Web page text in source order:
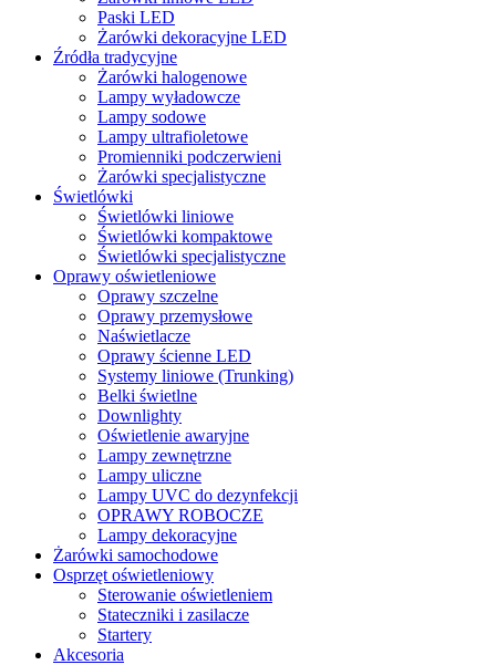
Paski LED
Żarówki dekoracyjne LED
Źródła tradycyjne
Żarówki halogenowe
Lampy wyładowcze
Lampy sodowe
Lampy ultrafioletowe
Promienniki podczerwieni
Żarówki specjalistyczne
Świetlówki
Świetlówki liniowe
Świetlówki kompaktowe
Świetlówki specjalistyczne
Oprawy oświetleniowe
Oprawy szczelne
Oprawy przemysłowe
Naświetlacze
Oprawy ścienne LED
Systemy liniowe (Trunking)
Belki świetlne
Downlighty
Oświetlenie awaryjne
Lampy zewnętrzne
Lampy uliczne
Lampy UVC do dezynfekcji
OPRAWY ROBOCZE
Lampy dekoracyjne
Żarówki samochodowe
Osprzęt oświetleniowy
Sterowanie oświetleniem
Stateczniki i zasilacze
Startery
Akcesoria